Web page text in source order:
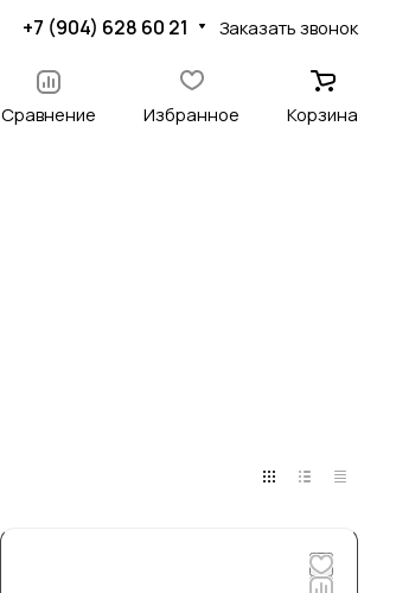
+7 (904) 628 60 21 Заказать звонок
Сравнение Избранное Корзина